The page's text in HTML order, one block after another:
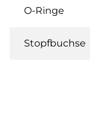
O-Ringe
Stopfbuchse